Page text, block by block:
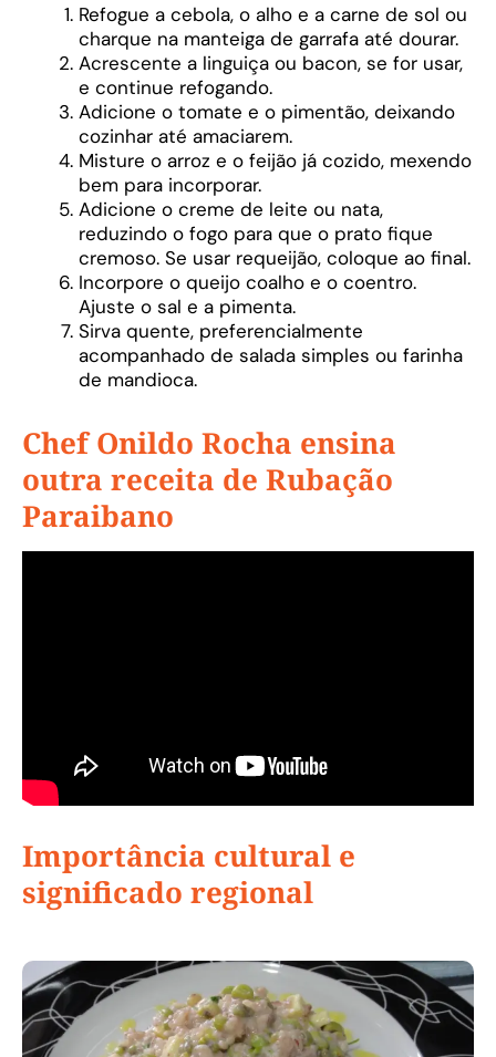
Refogue a cebola, o alho e a carne de sol ou
charque na manteiga de garrafa até dourar.
Acrescente a linguiça ou bacon, se for usar,
e continue refogando.
Adicione o tomate e o pimentão, deixando
cozinhar até amaciarem.
Misture o arroz e o feijão já cozido, mexendo
bem para incorporar.
Adicione o creme de leite ou nata,
reduzindo o fogo para que o prato fique
cremoso. Se usar requeijão, coloque ao final.
Incorpore o queijo coalho e o coentro.
Ajuste o sal e a pimenta.
Sirva quente, preferencialmente
acompanhado de salada simples ou farinha
de mandioca.
Chef Onildo Rocha ensina
outra receita de Rubação
Paraibano
Importância cultural e
significado regional